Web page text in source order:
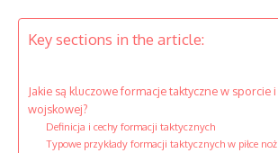
Key sections in the article:
Jakie są kluczowe formacje taktyczne w sporcie
wojskowej?
Definicja i cechy formacji taktycznych
Typowe przykłady formacji taktycznych w piłce